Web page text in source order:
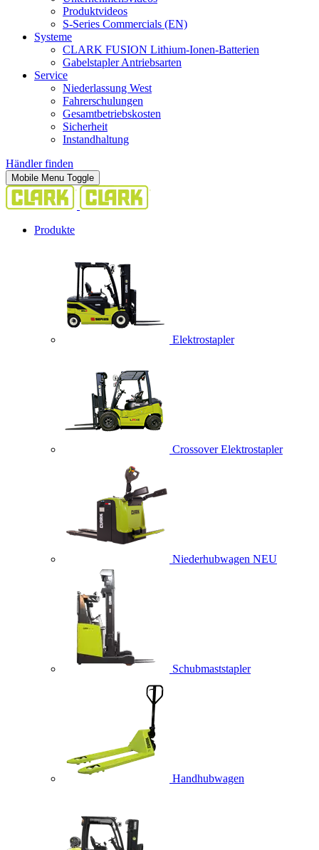
Produktvideos
S-Series Commercials (EN)
Systeme
CLARK FUSION Lithium-Ionen-Batterien
Gabelstapler Antriebsarten
Service
Niederlassung West
Fahrerschulungen
Gesamtbetriebskosten
Sicherheit
Instandhaltung
Händler finden
Mobile Menu Toggle
Produkte
Elektrostapler
Crossover Elektrostapler
Niederhubwagen NEU
Schubmaststapler
Handhubwagen